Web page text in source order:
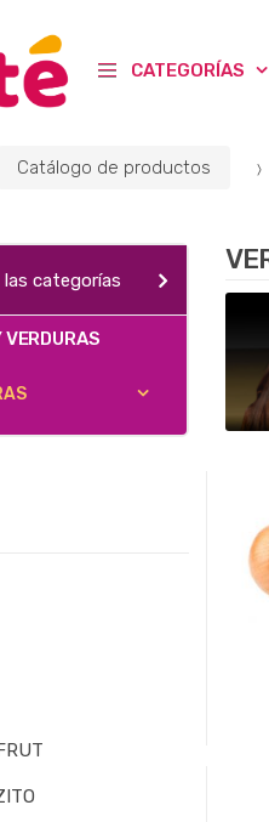
CATEGORÍAS
Catálogo de productos
categorías
VERDURAS